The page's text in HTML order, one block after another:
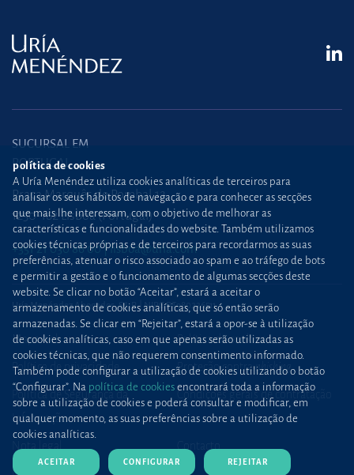
SUCURSAL EM
PORTUGAL
Praça Marquês de Pombal,12
1250-162 Lisboa (Portugal)
+351 21 030 86 00 lisboa@uria.com
Uría Menéndez Abogados, S.L.P. | NIPC PT980226511
Mapa web Política de cookies
Política de privacidade Proteção contraphishing
Política de Segurança da
Informação
Condições gerais de contratação
política de cookies
A Uría Menéndez utiliza cookies analíticas de terceiros para
analisar os seus hábitos de navegação e para conhecer as secções
que mais lhe interessam, com o objetivo de melhorar as
características e funcionalidades do website. Também utilizamos
cookies técnicas próprias e de terceiros para recordarmos as suas
preferências, atenuar o risco associado ao spam e ao tráfego de bots
e permitir a gestão e o funcionamento de algumas secções deste
website. Se clicar no botão “Aceitar”, estará a aceitar o
armazenamento de cookies analíticas, que só então serão
armazenadas. Se clicar em “Rejeitar”, estará a opor-se à utilização
de cookies analíticas, caso em que apenas serão utilizadas as
cookies técnicas, que não requerem consentimento informado.
Também pode configurar a utilização de cookies utilizando o botão
“Configurar”. Na política de cookies encontrará toda a informação
sobre a utilização de cookies e poderá consultar e modificar, em
qualquer momento, as suas preferências sobre a utilização de
cookies analíticas.
ACEITAR CONFIGURAR REJEITAR